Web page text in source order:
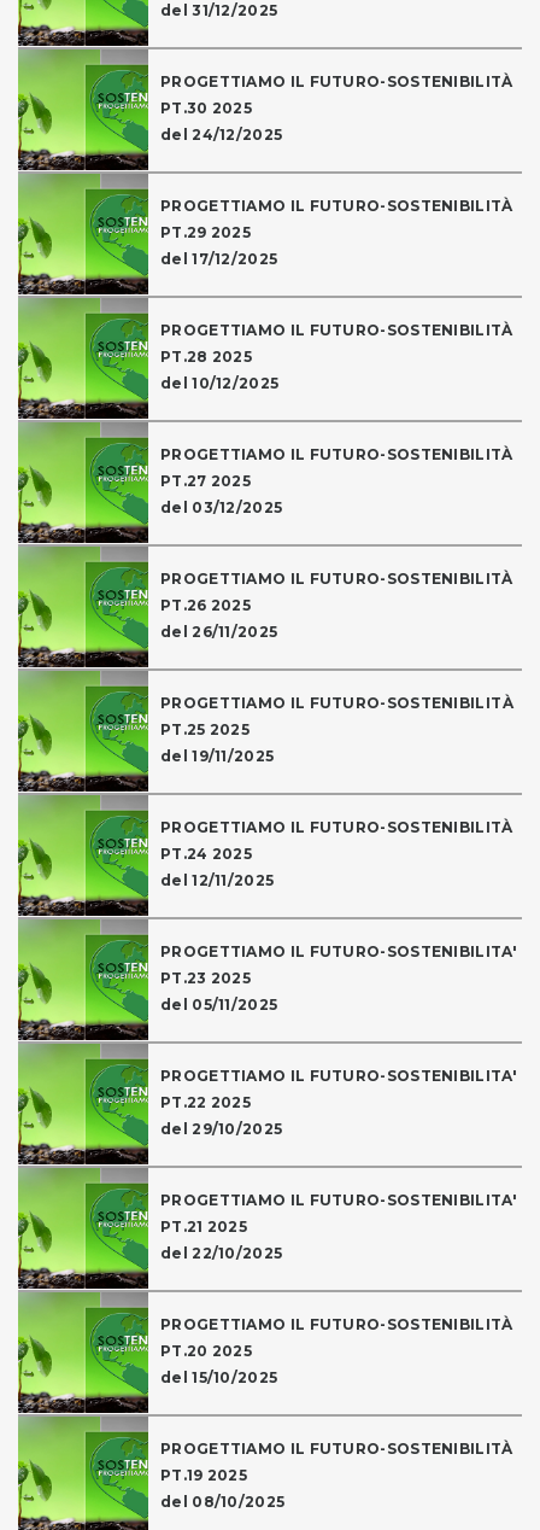
del 31/12/2025
PROGETTIAMO IL FUTURO-SOSTENIBILITÀ
PT.30 2025
del 24/12/2025
PROGETTIAMO IL FUTURO-SOSTENIBILITÀ
PT.29 2025
del 17/12/2025
PROGETTIAMO IL FUTURO-SOSTENIBILITÀ
PT.28 2025
del 10/12/2025
PROGETTIAMO IL FUTURO-SOSTENIBILITÀ
PT.27 2025
del 03/12/2025
PROGETTIAMO IL FUTURO-SOSTENIBILITÀ
PT.26 2025
del 26/11/2025
PROGETTIAMO IL FUTURO-SOSTENIBILITÀ
PT.25 2025
del 19/11/2025
PROGETTIAMO IL FUTURO-SOSTENIBILITÀ
PT.24 2025
del 12/11/2025
PROGETTIAMO IL FUTURO-SOSTENIBILITA'
PT.23 2025
del 05/11/2025
PROGETTIAMO IL FUTURO-SOSTENIBILITA'
PT.22 2025
del 29/10/2025
PROGETTIAMO IL FUTURO-SOSTENIBILITA'
PT.21 2025
del 22/10/2025
PROGETTIAMO IL FUTURO-SOSTENIBILITÀ
PT.20 2025
del 15/10/2025
PROGETTIAMO IL FUTURO-SOSTENIBILITÀ
PT.19 2025
del 08/10/2025